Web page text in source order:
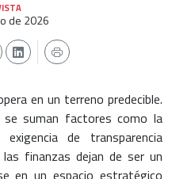
de 2026
en un terreno predecible.
se suman factores como la
de transparencia
finanzas dejan de ser un